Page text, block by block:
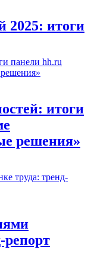
2025: итоги
итоги
решения»
репорт